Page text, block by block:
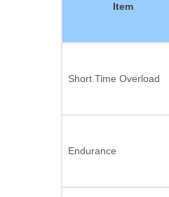
Item
Short Time Overload
Endurance